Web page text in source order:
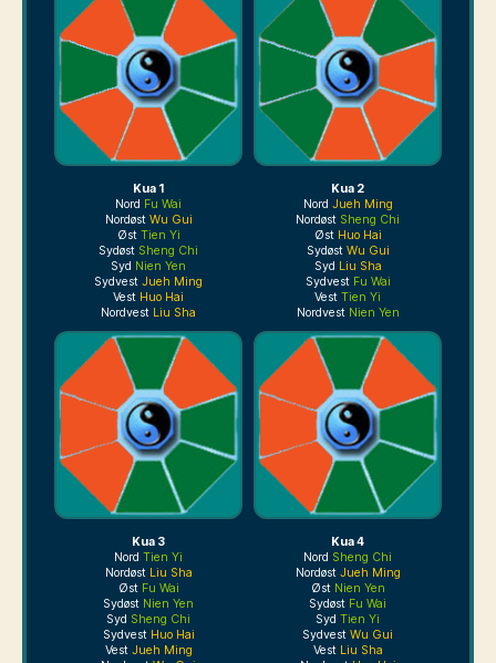
Kua 1
Nord Fu Wai
Nordøst Wu Gui
Øst Tien Yi
Sydøst Sheng Chi
Syd Nien Yen
Sydvest Jueh Ming
Vest Huo Hai
Nordvest Liu Sha
Kua 2
Nord Jueh Ming
Nordøst Sheng Chi
Øst Huo Hai
Sydøst Wu Gui
Syd Liu Sha
Sydvest Fu Wai
Vest Tien Yi
Nordvest Nien Yen
Kua 3
Nord Tien Yi
Nordøst Liu Sha
Øst Fu Wai
Sydøst Nien Yen
Syd Sheng Chi
Sydvest Huo Hai
Vest Jueh Ming
Kua 4
Nord Sheng Chi
Nordøst Jueh Ming
Øst Nien Yen
Sydøst Fu Wai
Syd Tien Yi
Sydvest Wu Gui
Vest Liu Sha